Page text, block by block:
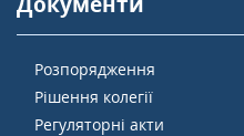
Розпорядження
Рішення колегії
Регуляторні акти